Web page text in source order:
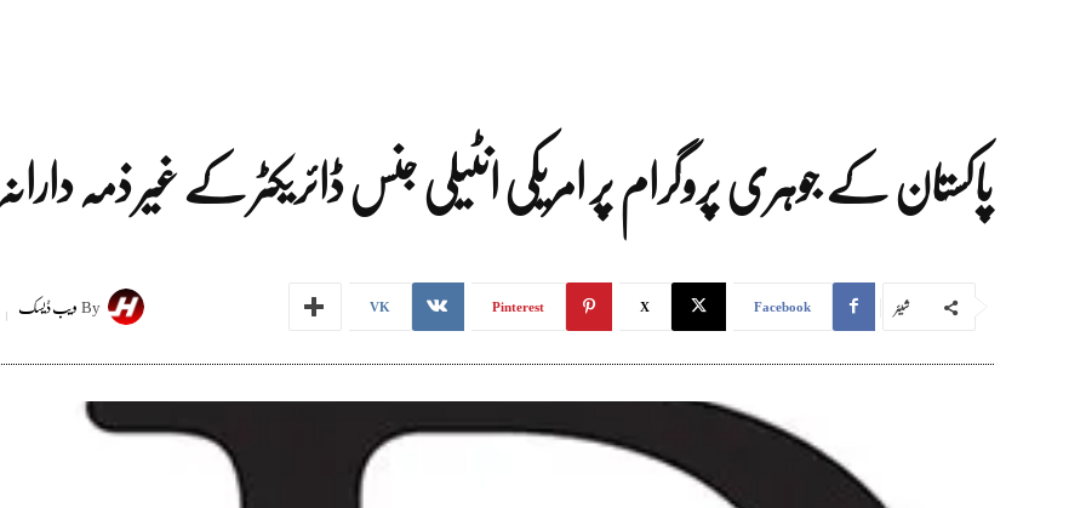
پاکستان کے جوہری پروگرام پر امریکی انٹیلی جنس ڈائریکٹر کے غیر ذمہ
Byویب ڈیسک شیئر Facebook
X
Pinterest
VK